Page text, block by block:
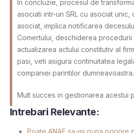
In concluzie, procesul de
asociati intr-un SRL cu asociat unic,
asociat, implica notificarea
Comertului, deschiderea
actualizarea actului constitutiv al
pasi, veti asigura continuitatea
companiei parintilor dumneavoastra.
Mult succes in gestionarea acestui
Intrebari Relevante:
Poate ANAF sa-mi puna poprire